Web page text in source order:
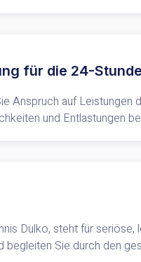
für die 24-
Anspruch auf
und Entlastungen
Dulko, steht für
Sie durch den